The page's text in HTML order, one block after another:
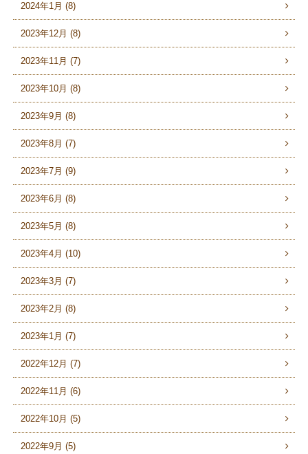
2024年1月 (8)
2023年12月 (8)
2023年11月 (7)
2023年10月 (8)
2023年9月 (8)
2023年8月 (7)
2023年7月 (9)
2023年6月 (8)
2023年5月 (8)
2023年4月 (10)
2023年3月 (7)
2023年2月 (8)
2023年1月 (7)
2022年12月 (7)
2022年11月 (6)
2022年10月 (5)
2022年9月 (5)